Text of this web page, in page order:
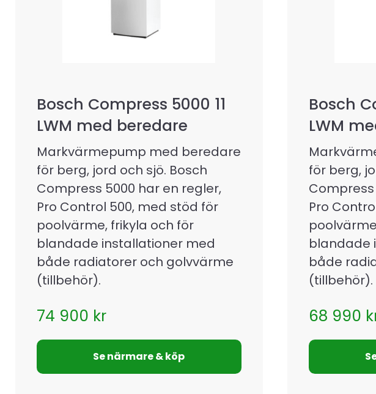
Bosch Compress 5000 11
LWM med beredare
Markvärmepump med beredare
för berg, jord och sjö. Bosch
Compress 5000 har en regler,
Pro Control 500, med stöd för
poolvärme, frikyla och för
blandade installationer med
både radiatorer och golvvärme
(tillbehör).
74 900 kr
Se närmare & köp
Bosch
LWM
för berg,
Pro
blandade
både
(tillbehör).
68 990